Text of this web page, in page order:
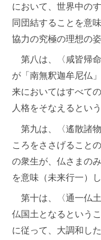
において、世界中の
同団結することを意
協力の究極の理想の
第八は、〈咸皆帰
が「南無釈迦牟尼仏
来においてはすべて
人格をそなえるとい
第九は、〈遙散諸
ころをささげること
の衆生が、仏さまの
を意味（未来行一）し
第十は、〈通一仏
仏国土となるという
に従って、大調和し